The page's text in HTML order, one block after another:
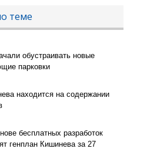
теме
обустраивать новые
парковки
находится на содержании
бесплатных разработок
генплан Кишинева за 27